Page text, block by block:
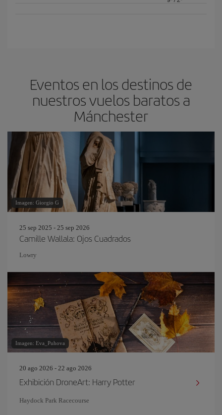
Eventos en los destinos de
nuestros vuelos baratos a
Mánchester
Imagen: Giorgio G
25 sep 2025 - 25 sep 2026
Camille Wallala: Ojos Cuadrados
Lowry
Imagen: Eva_Puhova
20 ago 2026 - 22 ago 2026
Exhibición DroneArt: Harry Potter
Haydock Park Racecourse